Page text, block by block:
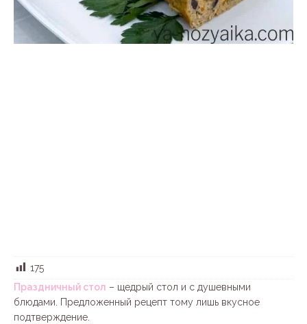
175
Праздничный стол – щедрый стол и с душевными
блюдами. Предложенный рецепт тому лишь вкусное
подтверждение.